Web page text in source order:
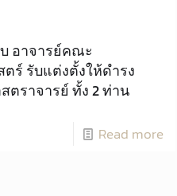
อาจารย์คณะ
ร์ รับแต่งตั้งให้ดำรง
ตราจารย์ ทั้ง 2 ท่าน
Read more